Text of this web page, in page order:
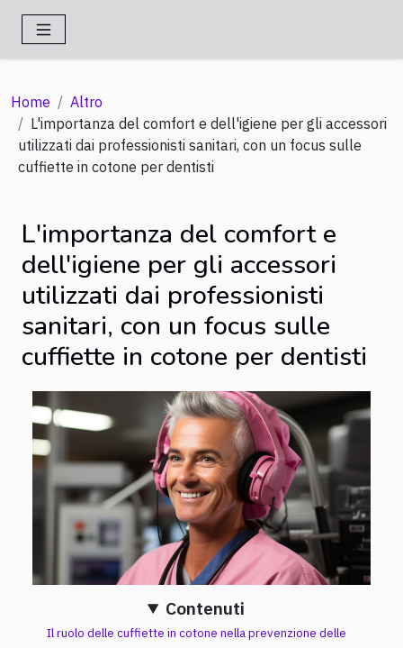
Home
Altro
L'importanza del comfort e dell'igiene per gli accessori
utilizzati dai professionisti sanitari, con un focus sulle
cuffiette in cotone per dentisti
L'importanza del comfort e
dell'igiene per gli accessori
utilizzati dai professionisti
sanitari, con un focus sulle
cuffiette in cotone per dentisti
Contenuti
Il ruolo delle cuffiette in cotone nella prevenzione delle